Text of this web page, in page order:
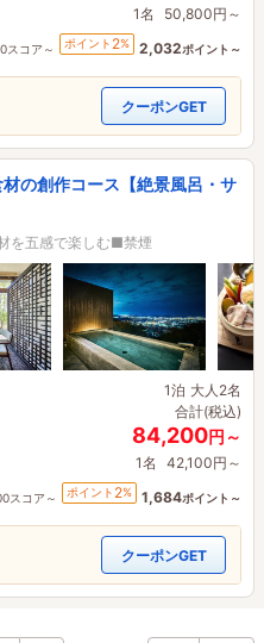
1名 50,800円～
スコア～ ポイント 2% 2,032ポイント～
クーポンGET
の創作コース【絶景風呂・サ
を五感で楽しむ■禁煙
1泊 大人2名
合計(税込)
84,200円～
1名 42,100円～
スコア～ ポイント 2% 1,684ポイント～
クーポンGET